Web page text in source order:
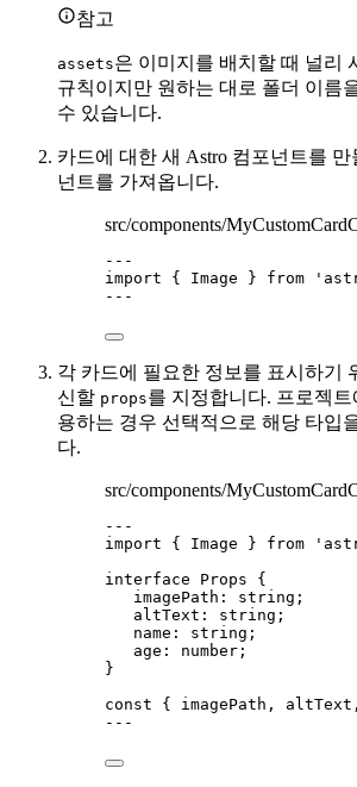
참고
assets은 이미지를 배치할 때 널리
규칙이지만 원하는 대로 폴더 이름
수 있습니다.
카드에 대한 새 Astro 컴포넌트를 만
넌트를 가져옵니다.
src/components/
---
import { Image } from '
---
각 카드에 필요한 정보를 표시하기
신할 props를 지정합니다. 프로젝트
용하는 경우 선택적으로 해당 타입
다.
src/components/
---
import { Image } from '
interface Props {
imagePath : string ;
altText : string ;
name : string ;
age : number ;
}
const { imagePath , altText
---